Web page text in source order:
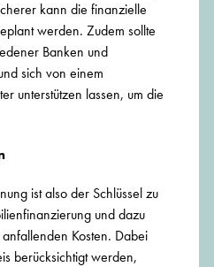
kann die finanzielle
werden. Zudem sollte
Banken und
sich von einem
unterstützen lassen, um die
ist also der Schlüssel zu
und dazu
Kosten. Dabei
berücksichtigt werden,